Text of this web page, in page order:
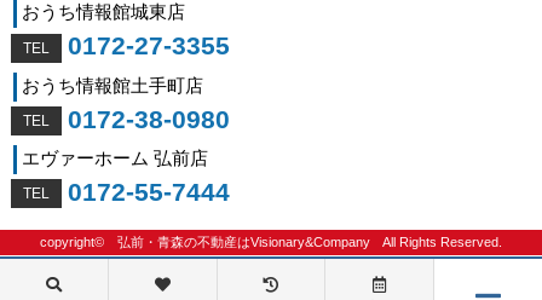
おうち情報館城東店
0172-27-3355
おうち情報館土手町店
0172-38-0980
エヴァーホーム 弘前店
0172-55-7444
copyright© 弘前・青森の不動産はVisionary&Company All Rights Reserved.